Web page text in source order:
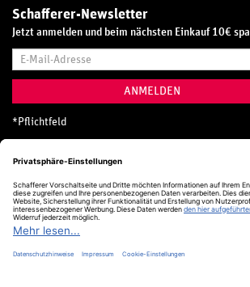
Schafferer-Newsletter
Jetzt anmelden und beim nächsten Einkauf 10€
Mail-
ANMELDEN
* Pflichtfeld
Hotline
0800 20 70 300 (D)
Kostenlos aus dem deutschen Festnetz
24 Stunden / 365 Tage im Jahr